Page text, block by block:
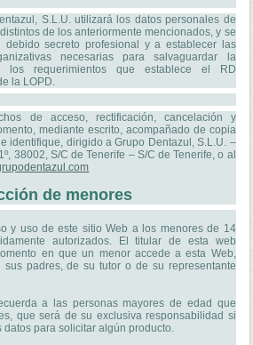
S.L.U. utilizará los datos personales de
de los anteriormente mencionados, y se
debido secreto profesional y a establecer las
necesarias para salvaguardar la
los requerimientos que establece el RD
la LOPD.
de acceso, rectificación, cancelación y
mediante escrito, acompañado de copia
identifique, dirigido a Grupo Dentazul, S.L.U. –
38002, S/C de Tenerife – S/C de Tenerife, o al
de menores
y uso de este sitio Web a los menores de 14
autorizados. El titular de esta web
en que un menor accede a esta Web,
padres, de su tutor o de su representante
a las personas mayores de edad que
que será de su exclusiva responsabilidad si
para solicitar algún producto.